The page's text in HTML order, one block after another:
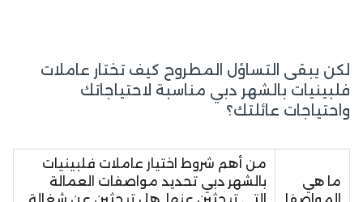
لكن يبقى التساؤل المطروح كيف تختار عاملات
فلبينيات بالشهر دبي مناسبة لاحتياجاتك
واحتياجات عائلتك؟
ما هي
من أهم شروط اختيار عاملات فلبينيات
بالشهر دبي تحديد مواصفات العمالة